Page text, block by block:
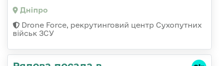
Дніпро
Drone Force, рекрутинговий центр Сухопутних
військ ЗСУ